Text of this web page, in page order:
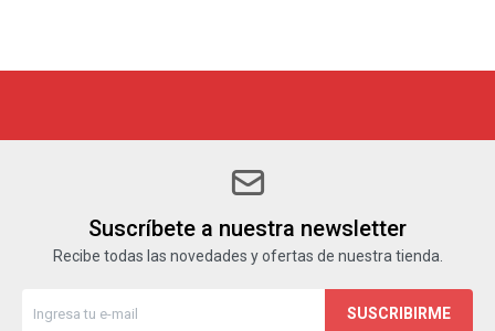
Suscríbete a nuestra newsletter
Recibe todas las novedades y ofertas de nuestra tienda.
SUSCRIBIRME